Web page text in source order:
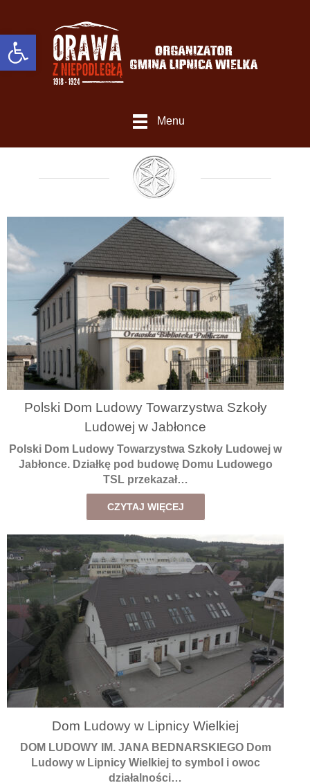
Otwórz Pasek narzędzi
Menu
Polski Dom Ludowy Towarzystwa Szkoły
Ludowej w Jabłonce
Polski Dom Ludowy Towarzystwa Szkoły Ludowej w
Jabłonce. Działkę pod budowę Domu Ludowego
TSL przekazał…
CZYTAJ WIĘCEJ
Dom Ludowy w Lipnicy Wielkiej
DOM LUDOWY IM. JANA BEDNARSKIEGO Dom
Ludowy w Lipnicy Wielkiej to symbol i owoc
działalności…